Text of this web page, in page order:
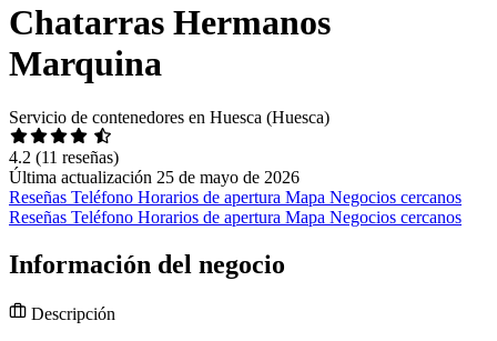
Chatarras Hermanos
Marquina
Servicio de contenedores en Huesca (Huesca)
4.2 (11 reseñas)
Última actualización 25 de mayo de 2026
Reseñas Teléfono Horarios de apertura Mapa Negocios cercanos
Reseñas Teléfono Horarios de apertura Mapa Negocios cercanos
Información del negocio
Descripción